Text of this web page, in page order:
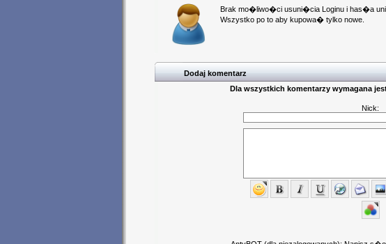
Brak mo�liwo�ci usuni�cia Loginu i has�a
Wszystko po to aby kupowa� tylko nowe.
Dodaj komentarz
Dla wszystkich komentarzy wymagana
Nick: